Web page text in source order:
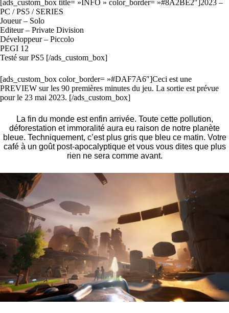
[ads_custom_box title= »INFO » color_border= »#8A2BE2″]2023 –
PC / PS5 / SERIES
Joueur – Solo
Editeur – Private Division
Développeur – Piccolo
PEGI 12
Testé sur PS5 [/ads_custom_box]
[ads_custom_box color_border= »#DAF7A6″]Ceci est une
PREVIEW sur les 90 premières minutes du jeu. La sortie est prévue
pour le 23 mai 2023. [/ads_custom_box]
La fin du monde est enfin arrivée. Toute cette pollution,
déforestation et immoralité aura eu raison de notre planète
bleue. Techniquement, c’est plus gris que bleu ce matin. Votre
café à un goût post-apocalyptique et vous vous dites que plus
rien ne sera comme avant.